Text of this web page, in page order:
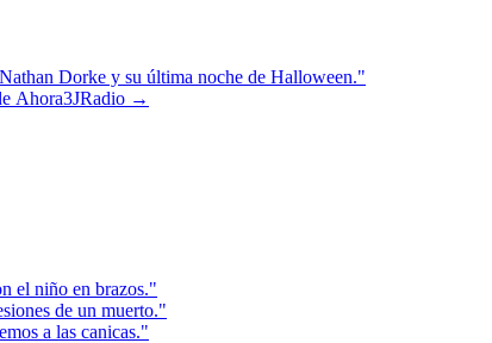
Dorke y su última noche de Halloween."
Ahora3JRadio →
el niño en brazos."
de un muerto."
a las canicas."